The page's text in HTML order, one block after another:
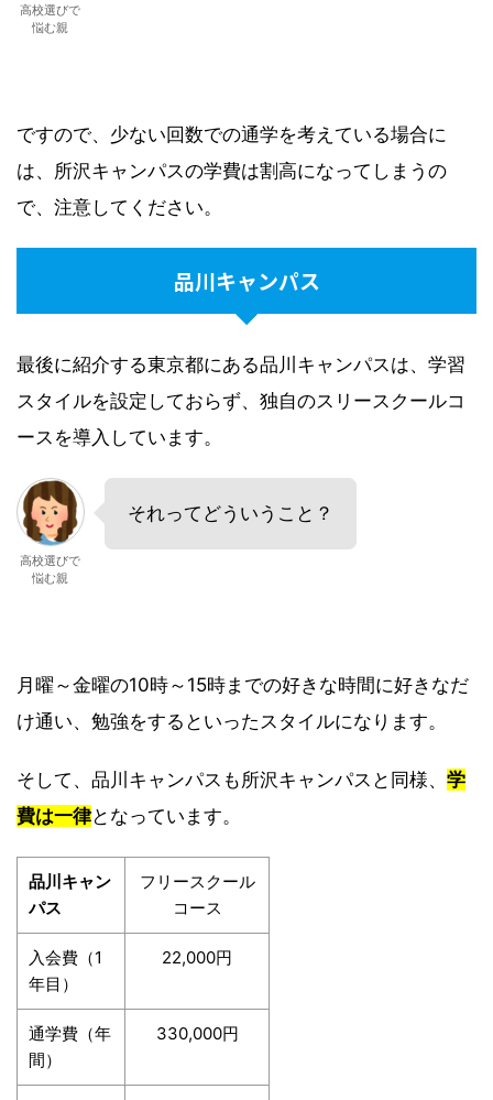
高校選びで
悩む親
ですので、少ない回数での通学を考えている場合に
は、所沢キャンパスの学費は割高になってしまうの
で、注意してください。
品川キャンパス
最後に紹介する東京都にある品川キャンパスは、学習
スタイルを設定しておらず、独自のスリースクールコ
ースを導入しています。
高校選びで
悩む親
それってどういうこと？
月曜～金曜の10時～15時までの好きな時間に好きなだ
け通い、勉強をするといったスタイルになります。
そして、品川キャンパスも所沢キャンパスと同様、 学
費は一律となっています。
品川キャン
パス
フリースクール
コース
入会費（1
年目）
22,000円
通学費（年
間）
330,000円